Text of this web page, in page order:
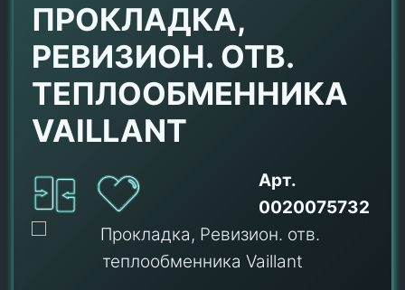
ПРОКЛАДКА,
РЕВИЗИОН. ОТВ.
ТЕПЛООБМЕННИКА
VAILLANT
Арт.
0020075732